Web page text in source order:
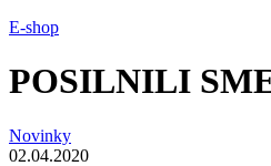
E-shop
POSILNILI
Novinky
02.04.2020